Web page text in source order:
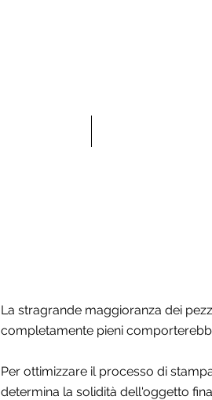
La stragrande maggioranza dei
completamente pieni
Per ottimizzare il processo di
determina la solidità dell'oggetto